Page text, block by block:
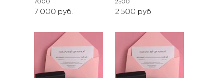
7000
7 000 руб.
2500
2 500 руб.